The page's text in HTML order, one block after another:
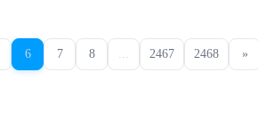
6 7 8 2467 2468 »